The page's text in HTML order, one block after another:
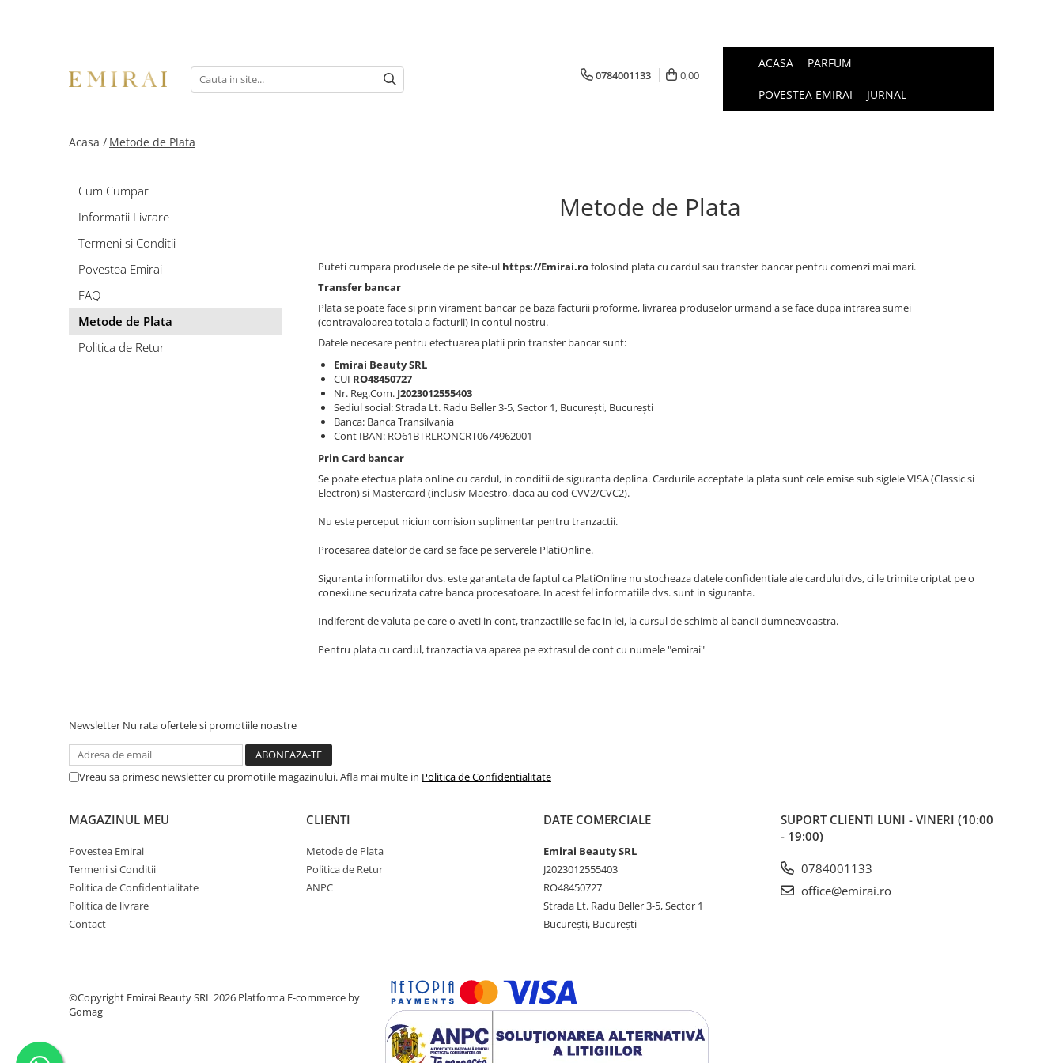
0784001133 0,00
ACASA PARFUM
POVESTEA EMIRAI JURNAL
Acasa / Metode de Plata
Metode de Plata
Puteti cumpara produsele de pe site-ul https://Emirai.rofolosind plata cu cardul sau transfer bancar pentru comenzi mai mari.
Transfer bancar
Plata se poate face si prin virament bancar pe baza facturii proforme, livrarea produselor urmand a se face dupa intrarea sumei
(contravaloarea totala a facturii) in contul nostru.
Datele necesare pentru efectuarea platii prin transfer bancar sunt:
Emirai Beauty SRL
CUI RO48450727
Nr. Reg.Com. J2023012555403
Sediul social: Strada Lt. Radu Beller 3-5, Sector 1, București, București
Banca: Banca Transilvania
Cont IBAN: RO61BTRLRONCRT0674962001
Prin Card bancar
Se poate efectua plata online cu cardul, in conditii de siguranta deplina. Cardurile acceptate la plata sunt cele emise sub siglele VISA (Classic si
Electron) si Mastercard (inclusiv Maestro, daca au cod CVV2/CVC2).
Nu este perceput niciun comision suplimentar pentru tranzactii.
Procesarea datelor de card se face pe serverele PlatiOnline.
Siguranta informatiilor dvs. este garantata de faptul ca PlatiOnline nu stocheaza datele confidentiale ale cardului dvs, ci le trimite criptat pe o
conexiune securizata catre banca procesatoare. In acest fel informatiile dvs. sunt in siguranta.
Indiferent de valuta pe care o aveti in cont, tranzactiile se fac in lei, la cursul de schimb al bancii dumneavoastra.
Pentru plata cu cardul, tranzactia va aparea pe extrasul de cont cu numele "emirai"
Cum Cumpar
Informatii Livrare
Termeni si Conditii
Povestea Emirai
FAQ
Metode de Plata
Politica de Retur
Newsletter Nu rata ofertele si promotiile noastre
Vreau sa primesc newsletter cu promotiile magazinului. Afla mai multe in Politica de Confidentialitate
MAGAZINUL MEU
Povestea Emirai
Termeni si Conditii
Politica de Confidentialitate
Politica de livrare
Contact
CLIENTI
Metode de Plata
Politica de Retur
ANPC
DATE COMERCIALE
Emirai Beauty SRL
J2023012555403
RO48450727
Strada Lt. Radu Beller 3-5, Sector 1
București, București
SUPORT CLIENTI LUNI - VINERI (10:00
- 19:00)
0784001133
office@emirai.ro
©Copyright Emirai Beauty SRL 2026 Platforma E-commerce by
Gomag